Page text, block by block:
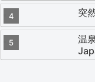
突
温